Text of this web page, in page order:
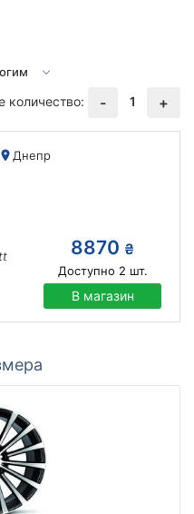
количество:
- 1 +
Днепр
8870 ₴
Доступно 2 шт.
В магазин